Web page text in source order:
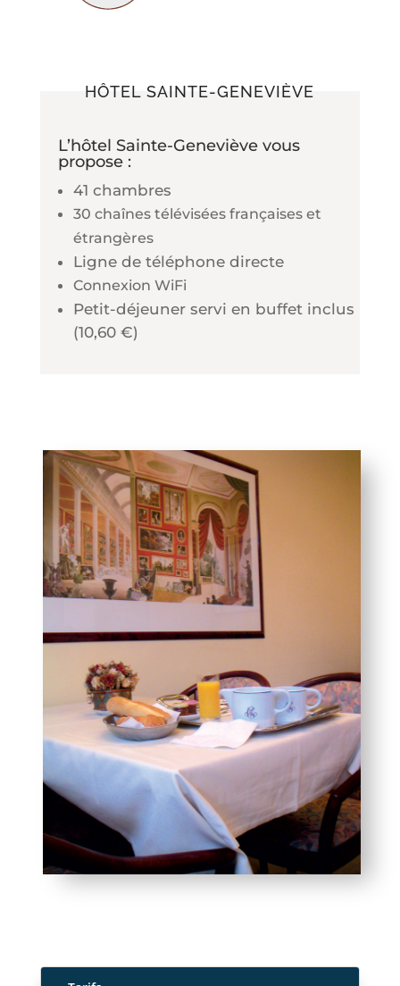
HÔTEL SAINTE-GENEVIÈVE
L’hôtel Sainte-Geneviève vous
propose :
41 chambres
30 chaînes télévisées françaises et
étrangères
Ligne de téléphone directe
Connexion WiFi
Petit-déjeuner servi en buffet inclus
(10,60 €)